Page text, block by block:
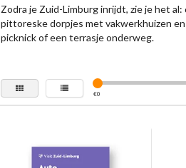
Zodra je Zuid-Limburg inrijdt, zie je het
pittoreske dorpjes met vakwerkhuizen
picknick of een terrasje onderweg.
€0